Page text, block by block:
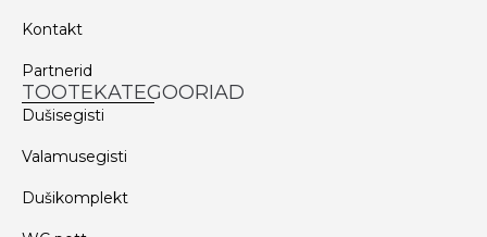
Kontakt
Partnerid
TOOTEKATEGOORIAD
Dušisegisti
Valamusegisti
Dušikomplekt